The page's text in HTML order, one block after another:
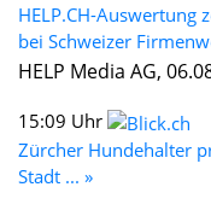
HELP.CH-Auswertung
bei Schweizer
HELP Media AG,
15:09 Uhr
Zürcher Hundehalter
Stadt ... »